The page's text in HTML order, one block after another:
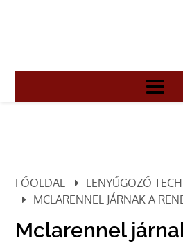
FŐOLDAL
LENYŰGÖZŐ
MCLARENNEL JÁRNAK A
Mclarennel